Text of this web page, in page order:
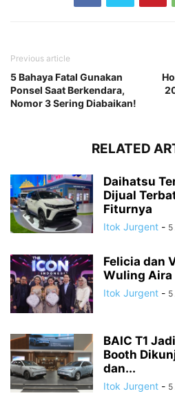
Previous article
5 Bahaya Fatal Gunakan
Ponsel Saat Berkendara,
Nomor 3 Sering Diabaikan!
RELATED
Daihatsu
Dijual
Fiturnya
Itok Jurgent -
Felicia dan
Wuling Aira
Itok Jurgent -
BAIC T1
Booth
dan...
Itok Jurgent -